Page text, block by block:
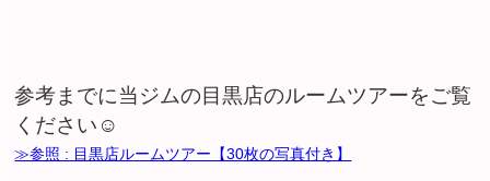
参考までに当ジムの目黒店のルームツアーをご覧
ください☺︎
≫参照 : 目黒店ルームツアー【30枚の写真付き】